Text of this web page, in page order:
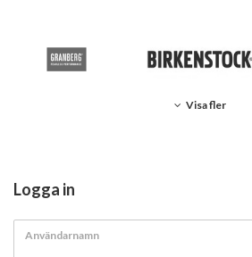
Visa fler
Logga in
Användarnamn